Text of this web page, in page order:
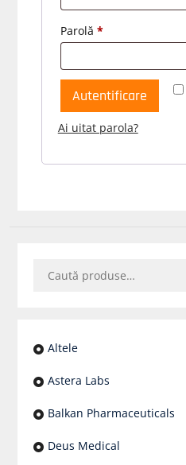
Parolă *Obligatoriu
Autentificare
Ai uitat parola?
după:
Altele
Astera Labs
Balkan Pharmaceuticals
Deus Medical